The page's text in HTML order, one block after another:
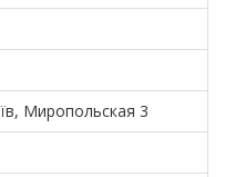
Миропольская 3